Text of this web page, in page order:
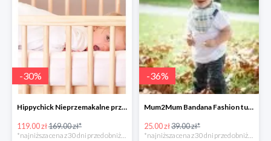
-30%
Hippychick Nieprzemakalne prześcieradło z gumką -30%
119.00 zł169.00 zł*
*najniższa cena z 30 dni przed obniżką
-36%
Mum2Mum Bandana Fashion turkusowa w muffiny -36%
25.00 zł39.00 zł*
*najniższa cena z 30 dni przed obniżką